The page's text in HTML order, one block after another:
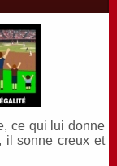
ce qui lui donne
il sonne creux et